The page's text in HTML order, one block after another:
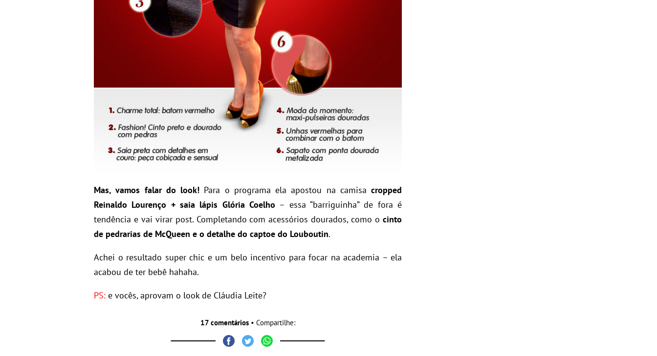
Mas, vamos falar do look! Para o programa ela apostou na camisa cropped
Reinaldo Lourenço + saia lápis Glória Coelho – essa “barriguinha” de fora é
tendência e vai virar post. Completando com acessórios dourados, como o cinto
de pedrarias de McQueen e o detalhe do captoe do Louboutin.
Achei o resultado super chic e um belo incentivo para focar na academia – ela
acabou de ter bebê hahaha.
PS: e vocês, aprovam o look de Cláudia Leite?
17 comentários • Compartilhe: